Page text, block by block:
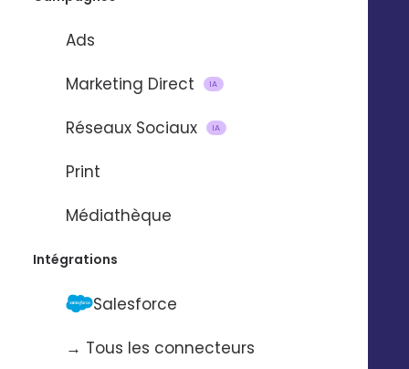
Ads
Marketing Direct
IA
Réseaux Sociaux IA
Print
Médiathèque
Intégrations
Salesforce
→ Tous les connecteurs